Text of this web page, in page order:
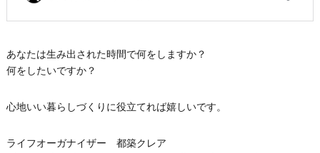
あなたは生み出された時間で何をしますか？
何をしたいですか？
心地いい暮らしづくりに役立てれば嬉しいです。
ライフオーガナイザー 都築クレア